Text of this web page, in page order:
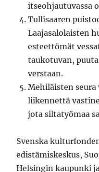
itseohjautuvassa
Tullisaaren
Laajasalolaisten
esteettömät
taukotuvan,
verstaan.
Mehiläisten
liikennettä
jota siltatyömaa
Svenska
edistämiskeskus,
Helsingin kaupunki